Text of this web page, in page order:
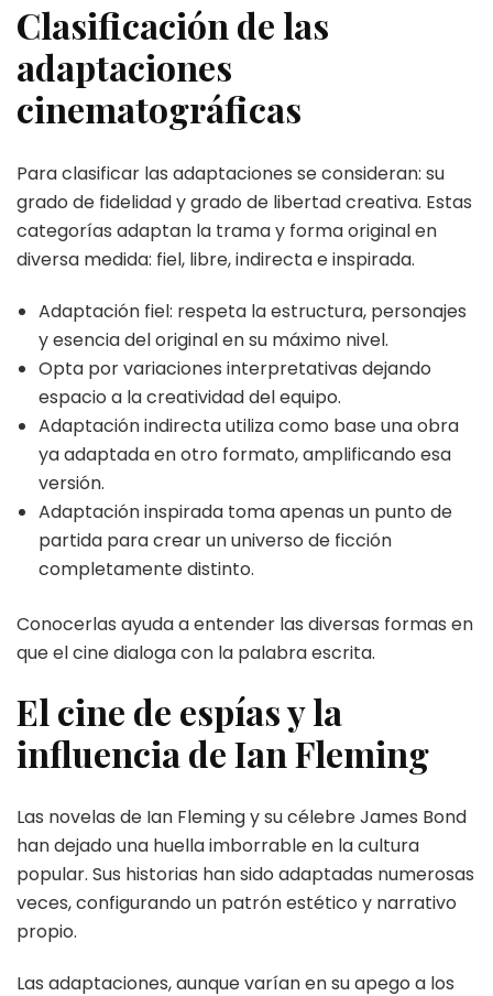
Clasificación de las
adaptaciones
cinematográficas
Para clasificar las adaptaciones se consideran: su
grado de fidelidad y grado de libertad creativa. Estas
categorías adaptan la trama y forma original en
diversa medida: fiel, libre, indirecta e inspirada.
Adaptación fiel: respeta la estructura, personajes
y esencia del original en su máximo nivel.
Opta por variaciones interpretativas dejando
espacio a la creatividad del equipo.
Adaptación indirecta utiliza como base una obra
ya adaptada en otro formato, amplificando esa
versión.
Adaptación inspirada toma apenas un punto de
partida para crear un universo de ficción
completamente distinto.
Conocerlas ayuda a entender las diversas formas en
que el cine dialoga con la palabra escrita.
El cine de espías y la
influencia de Ian Fleming
Las novelas de Ian Fleming y su célebre James Bond
han dejado una huella imborrable en la cultura
popular. Sus historias han sido adaptadas numerosas
veces, configurando un patrón estético y narrativo
propio.
Las adaptaciones, aunque varían en su apego a los